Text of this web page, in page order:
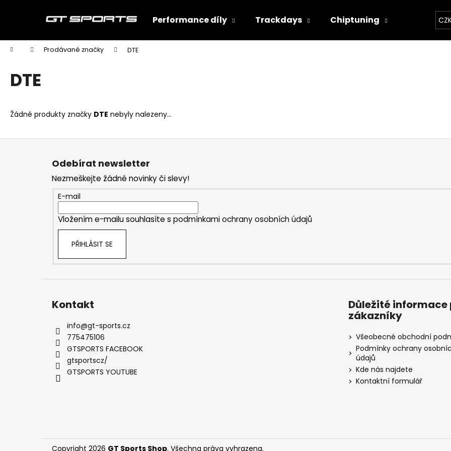
Performance díly Trackdays Chiptuning Závodní
Domů Prodávané značky DTE
DTE
Žádné produkty značky DTE nebyly nalezeny...
í
Zpět
do
obchodu
Zpět
do
obchodu
Doporučujeme
SADA PRO ZVEDÁNÍ A PŘIBLIŽOVÁNÍ
2 239 Kč
Původně:2 875 Kč
THOR ECHO
Z
Odebírat newsletter
Nezmeškejte žádné novinky či slevy!
E-mail
Vložením e-mailu souhlasíte s podmínkami ochrany osobních údajů
PŘIHLÁSIT SE
Kontakt
info@gt-sports.cz
775475106
GTSPORTS FACEBOOK
gtsportscz/
GTSPORTS YOUTUBE
Důležité informace
zákazníky
Všeobecné obchodní
Podmínky ochrany
údajů
Kde nás najdete
Kontaktní formulář
Copyright 2026 GT Sports Shop. Všechna práva vyhrazena.